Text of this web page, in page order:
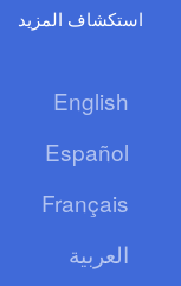
استكشاف المزيد
English
Español
Français
العربية